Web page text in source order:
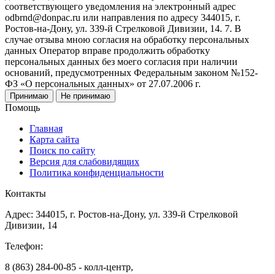
соответствующего уведомления на электронный адрес
odbrnd@donpac.ru или направления по адресу 344015, г.
Ростов-на-Дону, ул. 339-й Стрелковой Дивизии, 14. 7. В
случае отзыва мною согласия на обработку персональных
данных Оператор вправе продолжить обработку
персональных данных без моего согласия при наличии
оснований, предусмотренных Федеральным законом №152-
ФЗ «О персональных данных» от 27.07.2006 г.
Принимаю Не принимаю
Помощь
Главная
Карта сайта
Поиск по сайту
Версия для слабовидящих
Политика конфиденциальности
Контакты
Адрес: 344015, г. Ростов-на-Дону, ул. 339-й Стрелковой
Дивизии, 14
Телефон:
8 (863) 284-00-85 - колл-центр,